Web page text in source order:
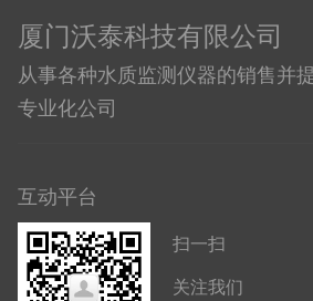
厦门沃泰科技有限公司
从事各种水质监测仪器的销售并
专业化公司
互动平台
扫一扫
关注我们